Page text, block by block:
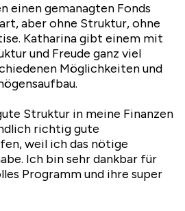
einen gemanagten Fonds
aber ohne Struktur, ohne
Katharina gibt einem mit
und Freude ganz viel
Möglichkeiten und
Struktur in meine Finanzen
richtig gute
weil ich das nötige
Ich bin sehr dankbar für
Programm und ihre super